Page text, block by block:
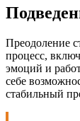
Преодоление
процесс,
эмоций и
себе
стабильный